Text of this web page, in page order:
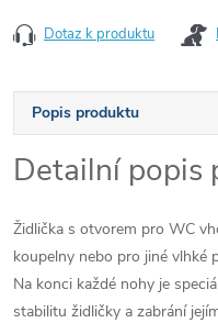
Dotaz k produktu
Popis produktu
Detailní popis
Židlička s otvorem pro WC
koupelny nebo pro jiné vlhké
Na konci každé nohy je
stabilitu židličky a zabrání